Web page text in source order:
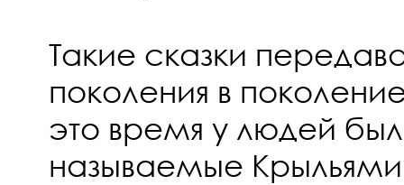
Такие сказки
поколения в
это время у людей
называемые